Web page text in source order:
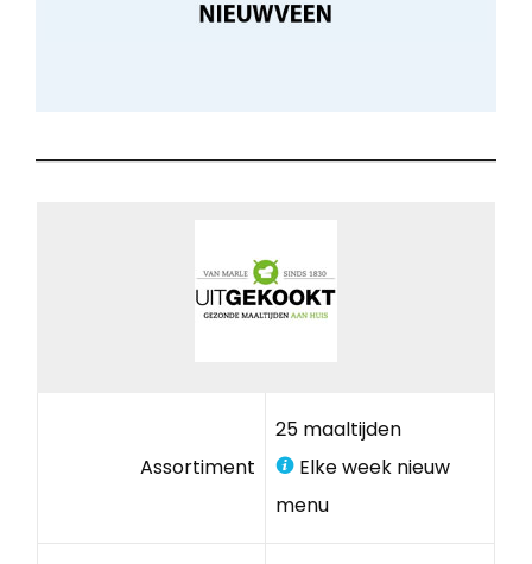
Assortiment
25 maaltijden
Elke week nieuw
menu